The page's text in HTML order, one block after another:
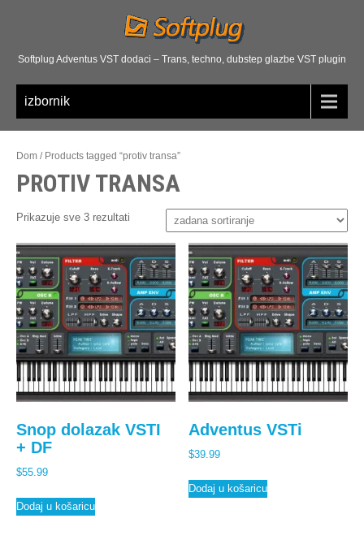
Softplug Adventus VST dodaci – Trans, techno, dubstep glazbe VST plugin
izbornik
Dom / Products tagged “protiv transa”
PROTIV TRANSA
Prikazuje sve 3 rezultati
Snop dolazak VSTI
+ DF
$55.99
Dodaj u košaricu
Adventus VSTi
$39.99
Dodaj u košaricu